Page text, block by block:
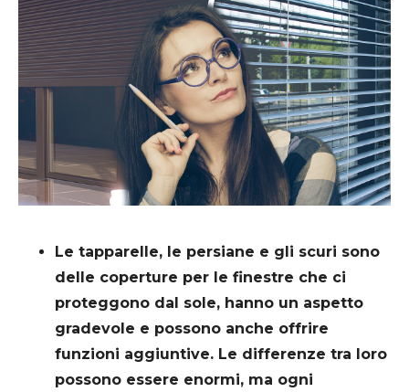
Le tapparelle, le persiane e gli scuri sono
delle coperture per le finestre che ci
proteggono dal sole, hanno un aspetto
gradevole e possono anche offrire
funzioni aggiuntive. Le differenze tra loro
possono essere enormi, ma ogni